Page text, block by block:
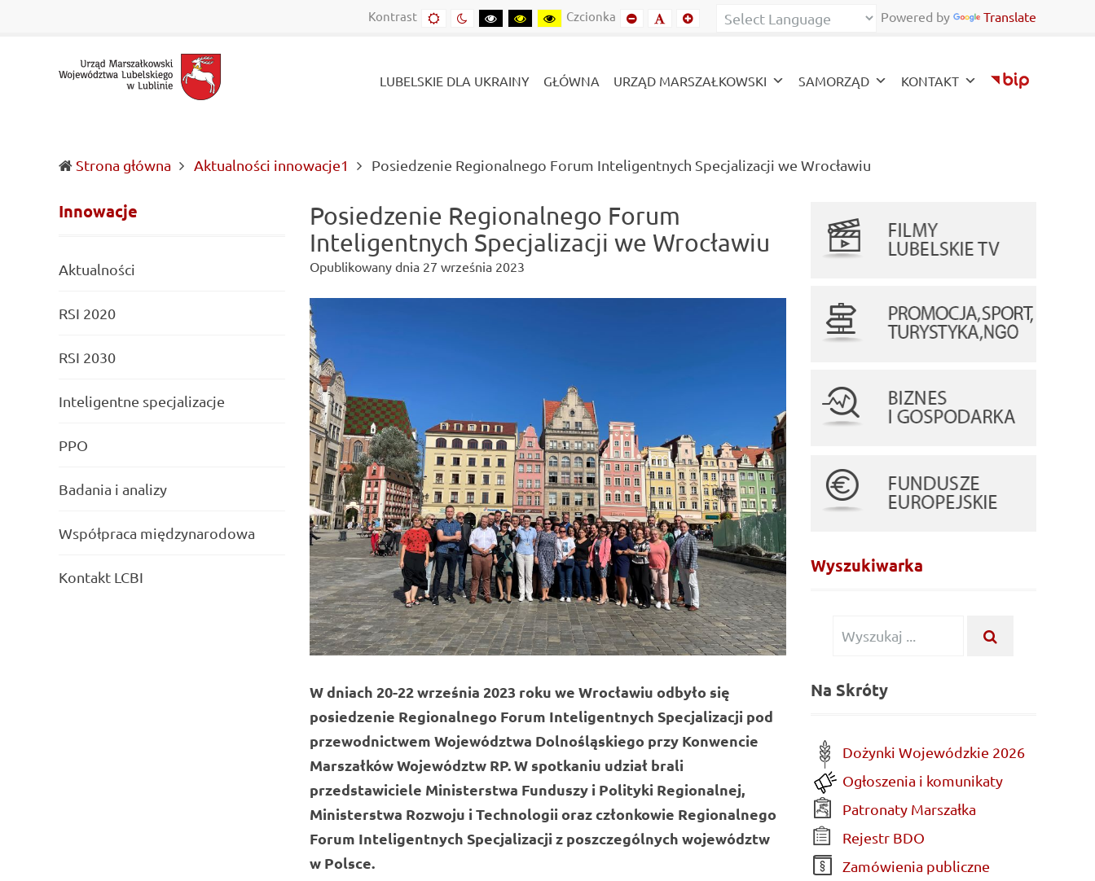
Województwa
Lubelskiego
wojewódzkich
Lubelszczyźnie
Powered by Translate
Kontrast Domyślny
kontrast
Kontrast
nocny
Kontrast
czarny-
Kontrast
czarny-
Kontrast
żółto-
Czcionka Mniejszy
font
Domyślny
font
Mniejszy
LUBELSKIE DLA UKRAINY GŁÓWNA URZĄD MARSZAŁKOWSKI SAMORZĄD KONTAKT
Strona główna Aktualności innowacje1 Posiedzenie Regionalnego Forum Inteligentnych Specjalizacji we Wrocławiu
Posiedzenie Regionalnego Forum
Inteligentnych Specjalizacji we Wrocławiu
Opublikowany dnia 27 września 2023
W dniach 20-22 września 2023 roku we Wrocławiu odbyło się
posiedzenie Regionalnego Forum Inteligentnych Specjalizacji pod
przewodnictwem Województwa Dolnośląskiego przy Konwencie
Marszałków Województw RP. W spotkaniu udział brali
przedstawiciele Ministerstwa Funduszy i Polityki Regionalnej,
Ministerstwa Rozwoju i Technologii oraz członkowie Regionalnego
Forum Inteligentnych Specjalizacji z poszczególnych województw
w Polsce.
Innowacje
Aktualności
RSI 2020
RSI 2030
Inteligentne specjalizacje
PPO
Badania i analizy
Współpraca międzynarodowa
Kontakt LCBI
Wyszukiwarka
Wyszukiwanie
Na Skróty
Dożynki Wojewódzkie 2026
Ogłoszenia i komunikaty
Patronaty Marszałka
Rejestr BDO
Zamówienia publiczne